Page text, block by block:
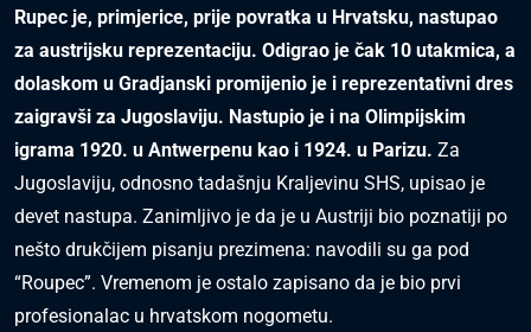
Rupec je, primjerice, prije povratka u Hrvatsku, nastupao
za austrijsku reprezentaciju. Odigrao je čak 10 utakmica, a
dolaskom u Gradjanski promijenio je i reprezentativni dres
zaigravši za Jugoslaviju. Nastupio je i na Olimpijskim
igrama 1920. u Antwerpenu kao i 1924. u Parizu. Za
Jugoslaviju, odnosno tadašnju Kraljevinu SHS, upisao je
devet nastupa. Zanimljivo je da je u Austriji bio poznatiji po
nešto drukčijem pisanju prezimena: navodili su ga pod
“Roupec”. Vremenom je ostalo zapisano da je bio prvi
profesionalac u hrvatskom nogometu.